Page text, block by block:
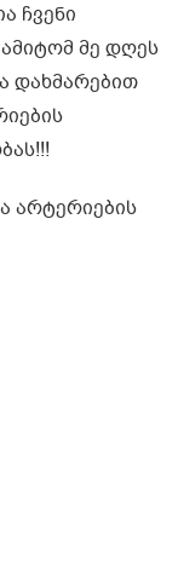
ჩვენი
მე დღეს
დახმარებით
არტერიების